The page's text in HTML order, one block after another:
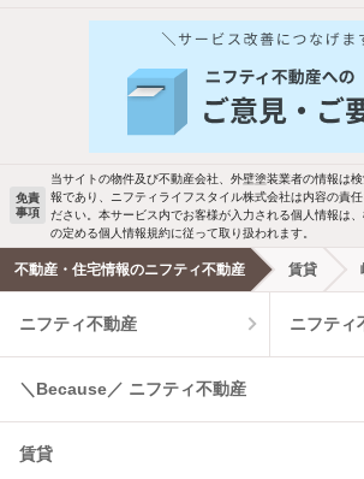
他の人はこんな条件で絞り込んでいます！
バス・トイレ別 2階
駐車場あり ペ
洗濯機置場あり 独立
エアコンあり 都
温水洗浄便座 オ
コンロ2口以上
新着物件メール
ご希望の条件の物件が見つかり次第
新着メール通知を受
免責
事項
当サイトの物件及び不動産会社、外壁塗装業者の情報は
報であり、ニフティライフスタイル株式会社は内容の責
ださい。本サービス内でお客様が入力される個人情報は
の定める個人情報規約に従って取り扱われます。
不動産・住宅情報のニフティ不動産 賃貸
ニフティ不動産 ニフティ
＼Because／ ニフティ不動産
賃貸